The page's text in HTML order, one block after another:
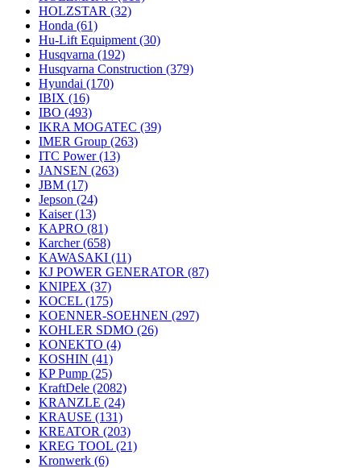
HOLZSTAR (32)
Honda (61)
Hu-Lift Equipment (30)
Husqvarna (192)
Husqvarna Construction (379)
Hyundai (170)
IBIX (16)
IBO (493)
IKRA MOGATEC (39)
IMER Group (263)
ITC Power(13)
JANSEN (263)
JBM (17)
Jepson (24)
Kaiser(13)
KAPRO (81)
Karcher(658)
KAWASAKI (11)
KJ POWER GENERATOR (87)
KNIPEX (37)
KOCEL (175)
KOENNER-SOEHNEN (297)
KOHLER SDMO (26)
KONEKTO (4)
KOSHIN (41)
KP Pump (25)
KraftDele (2082)
KRANZLE (24)
KRAUSE (131)
KREATOR (203)
KREG TOOL (21)
Kronwerk (6)